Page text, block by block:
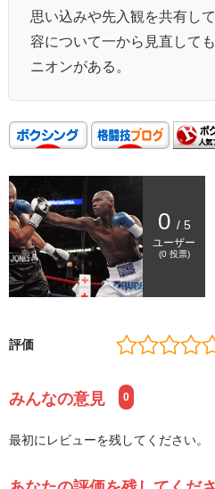
思い込みや先入観を共有し
容について一から見直して
ニオンがある。
0 / 5
ユーザー
(0投票)
評価
みんなの意見 0
最初にレビューを残してください。